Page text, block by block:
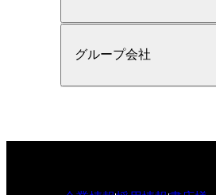
グループ会社